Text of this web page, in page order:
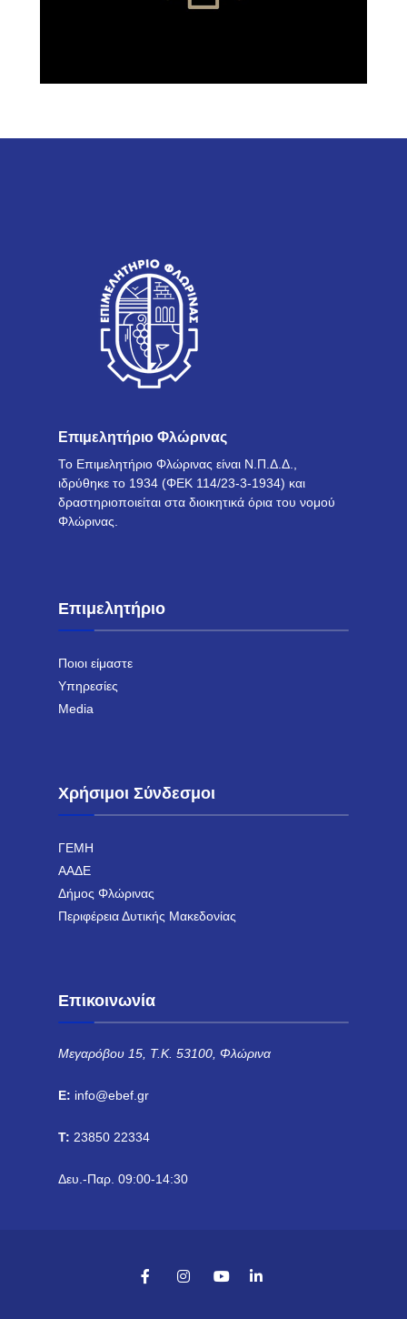
Επιμελητήριο Φλώρινας
Το Επιμελητήριο Φλώρινας είναι Ν.Π.Δ.Δ.,
ιδρύθηκε το 1934 (ΦΕΚ 114/23-3-1934) και
δραστηριοποιείται στα διοικητικά όρια του νομού
Φλώρινας.
Επιμελητήριο
Ποιοι είμαστε
Υπηρεσίες
Media
Χρήσιμοι Σύνδεσμοι
ΓΕΜΗ
ΑΑΔΕ
Δήμος Φλώρινας
Περιφέρεια Δυτικής Μακεδονίας
Επικοινωνία
Μεγαρόβου 15, Τ.Κ. 53100, Φλώρινα
E: info@ebef.gr
T: 23850 22334
Δευ.-Παρ. 09:00-14:30